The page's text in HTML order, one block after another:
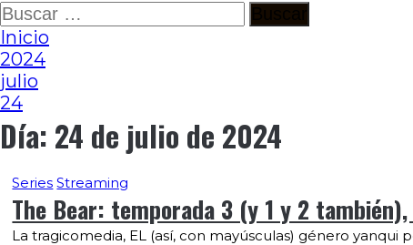
Ir
al
contenido
Buscar:
Inicio
2024
julio
24
Día: 24 de julio de 2024
Series Streaming
The Bear: temporada 3 (y 1 y 2 también),
La tragicomedia, EL (así, con mayúsculas) género yanqui